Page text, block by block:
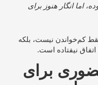
اما انگار هنوز برای
کم‌خواندن نیست، بلکه
نیفتاده است.
برای